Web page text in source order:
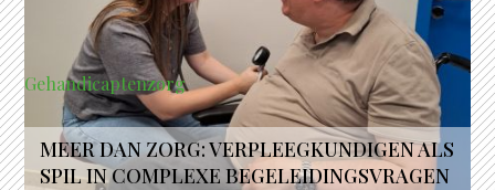
Gehandicaptenzorg
MEER DAN ZORG: VERPLEEGKUNDIGEN ALS
SPIL IN COMPLEXE BEGELEIDINGSVRAGEN